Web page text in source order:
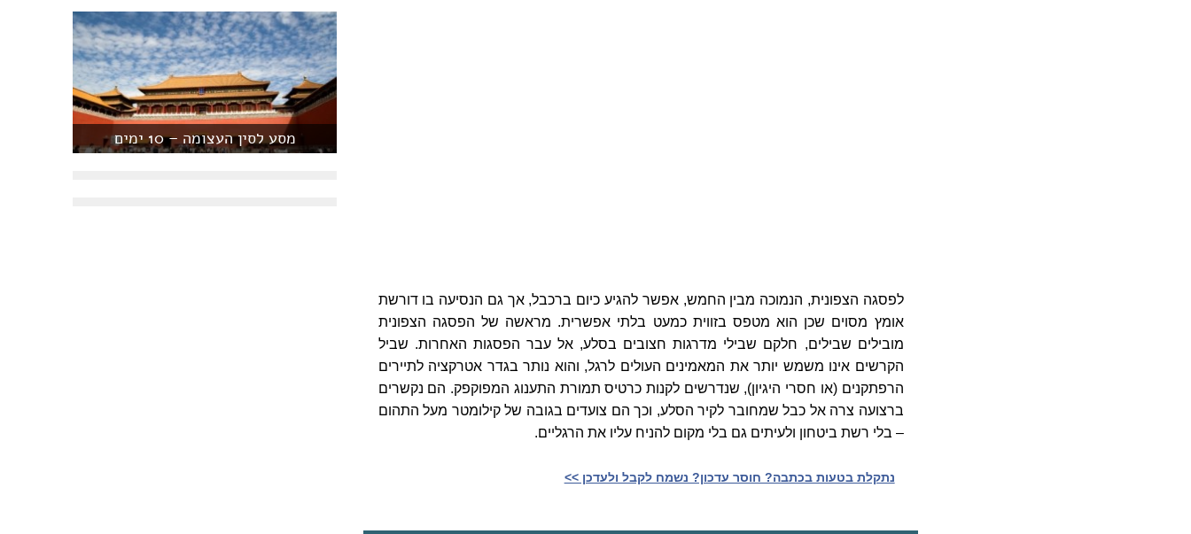
לפסגה הצפונית, הנמוכה מבין החמש, אפשר להגיע כיום ברכבל, אך גם הנסיעה בו דורשת
אומץ מסוים שכן הוא מטפס בזווית כמעט בלתי אפשרית. מראשה של הפסגה הצפונית
מובילים שבילים, חלקם שבילי מדרגות חצובים בסלע, אל עבר הפסגות האחרות. שביל
הקרשים אינו משמש יותר את המאמינים העולים לרגל, והוא נותר בגדר אטרקציה לתיירים
הרפתקנים (או חסרי היגיון), שנדרשים לקנות כרטיס תמורת התענוג המפוקפק. הם נקשרים
ברצועה צרה אל כבל שמחובר לקיר הסלע, וכך הם צועדים בגובה של קילומטר מעל התהום
– בלי רשת ביטחון ולעיתים גם בלי מקום להניח עליו את הרגליים.
נתקלת בטעות בכתבה? חוסר עדכון? נשמח לקבל ולעדכן >>‎
מסע לסין העצומה – 10 ימים